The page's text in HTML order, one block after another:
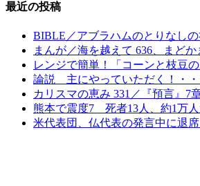
最近の投稿
BIBLE／アブラハムのとりなしの
まんが／海を越えて 636、まどか
レンジで簡単！「コーンと枝豆
論説 主にやっていただく！・・
カリスマの恵み 331／『預言』
熊本で震度7 死者13人、約1万
米代表団、仏代表の発言中に退